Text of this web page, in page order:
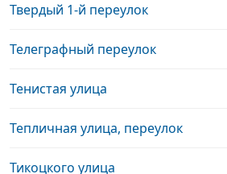
Твердый 1-й переулок
Телеграфный переулок
Тенистая улица
Тепличная улица, переулок
Тикоцкого улица